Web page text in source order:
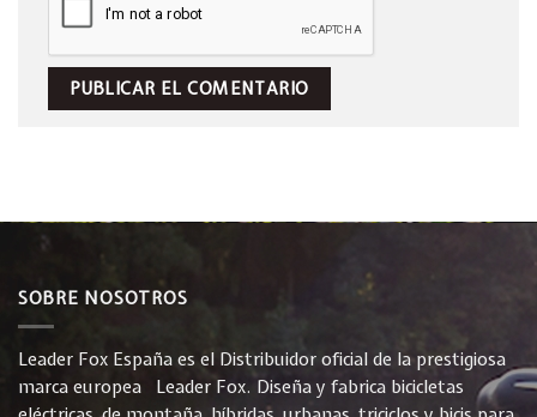
SOBRE NOSOTROS
Leader Fox España es el Distribuidor oficial de la prestigiosa
marca europea Leader Fox. Diseña y fabrica bicicletas